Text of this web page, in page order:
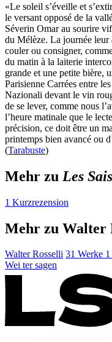
«Le soleil s’éveille et
le versant opposé de la
Séverin Omar au sourire
du Mélèze. La journée leur
couler ou consigner,
du matin à la laiterie
grande et une petite bière,
Parisienne Carrées entre
Nazionali devant le vin
de se lever, comme nous
l’heure matinale que le
précision, ce doit être un
printemps bien avancé ou
(Tarabuste)
Mehr zu Les
1 Kurzrezension
Mehr zu Walter
Walter Rosselli 31 Werke
Wei ter sagen